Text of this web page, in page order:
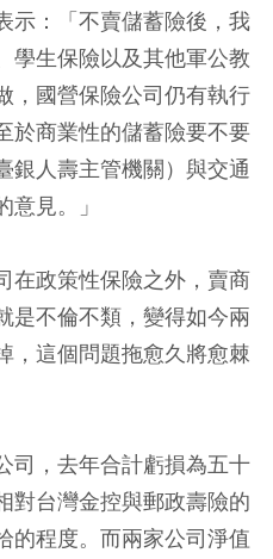
示：「不賣儲蓄險後，我
學生保險以及其他軍公教
，國營保險公司仍有執行
於商業性的儲蓄險要不要
銀人壽主管機關）與交通
見。」
在政策性保險之外，賣商
是不倫不類，變得如今兩
，這個問題拖愈久將愈棘
司，去年合計虧損為五十
對台灣金控與郵政壽險的
的程度。而兩家公司淨值